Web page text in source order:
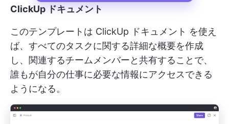
ClickUp ドキュメント
このテンプレートは ClickUp ドキュメント を使え
ば、すべてのタスクに関する詳細な概要を作成
し、関連するチームメンバーと共有することで、
誰もが自分の仕事に必要な情報にアクセスできる
ようになる。